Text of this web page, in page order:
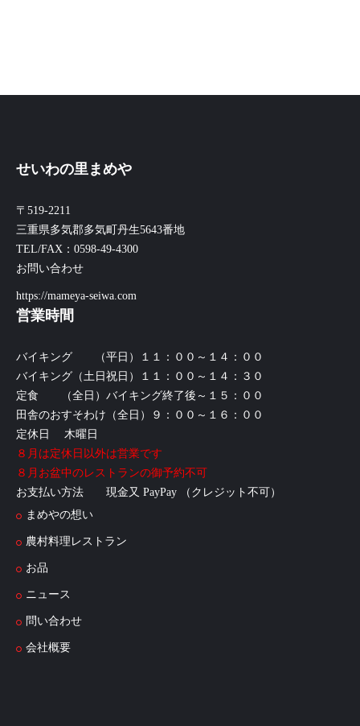
せいわの里まめや
〒519-2211
三重県多気郡多気町丹生5643番地
TEL/FAX：0598-49-4300
お問い合わせ
https://mameya-seiwa.com
営業時間
バイキング （平日）１１：００～１４：００
バイキング（土日祝日）１１：００～１４：３０
定食 （全日）バイキング終了後～１５：００
田舎のおすそわけ（全日）９：００～１６：００
定休日 木曜日
８月は定休日以外は営業です
８月お盆中のレストランの御予約不可
お支払い方法 現金又 PayPay （クレジット不可）
まめやの想い
農村料理レストラン
お品
ニュース
問い合わせ
会社概要